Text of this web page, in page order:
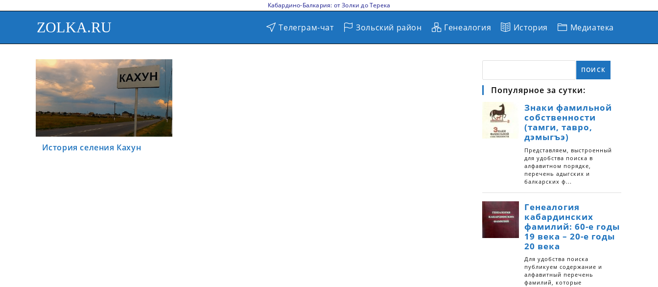
Кабардино-Балкария: от Золки до Терека
ZOLKA.RU Телеграм-чат Зольский район Генеалогия История Медиатека
История селения Кахун
ПОИСК
Популярное за сутки: